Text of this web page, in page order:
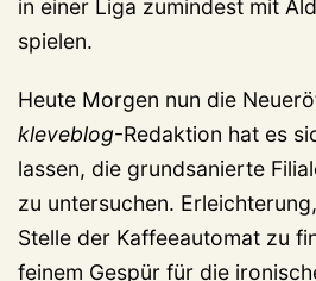
in einer Liga zumindest mit
spielen.
Heute Morgen nun die
kleveblog-Redaktion hat es
lassen, die grundsanierte
zu untersuchen.
Stelle der Kaffeeautomat zu
feinem Gespür für die